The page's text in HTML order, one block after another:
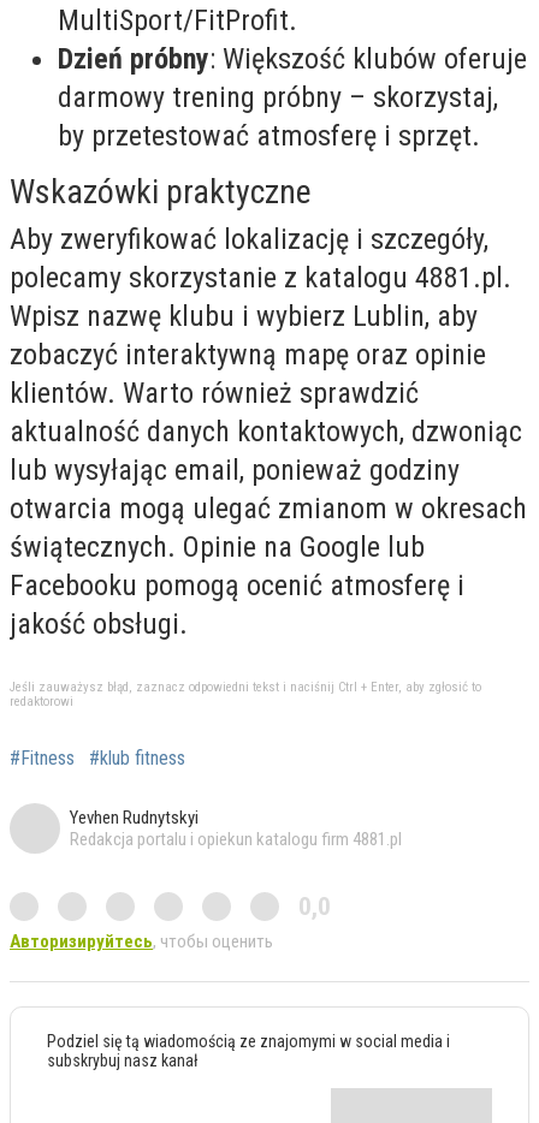
MultiSport/FitProfit.
Dzień próbny: Większość klubów oferuje
darmowy trening próbny – skorzystaj,
by przetestować atmosferę i sprzęt.
Wskazówki praktyczne
Aby zweryfikować lokalizację i szczegóły,
polecamy skorzystanie z katalogu 4881.pl.
Wpisz nazwę klubu i wybierz Lublin, aby
zobaczyć interaktywną mapę oraz opinie
klientów. Warto również sprawdzić
aktualność danych kontaktowych, dzwoniąc
lub wysyłając email, ponieważ godziny
otwarcia mogą ulegać zmianom w okresach
świątecznych. Opinie na Google lub
Facebooku pomogą ocenić atmosferę i
jakość obsługi.
Jeśli zauważysz błąd, zaznacz odpowiedni tekst i naciśnij Ctrl + Enter, aby zgłosić to
redaktorowi
#Fitness #klub fitness
Yevhen Rudnytskyi
Redakcja portalu i opiekun katalogu firm 4881.pl
0,0
Авторизируйтесь, чтобы оценить
Podziel się tą wiadomością ze znajomymi w social media i
subskrybuj nasz kanał